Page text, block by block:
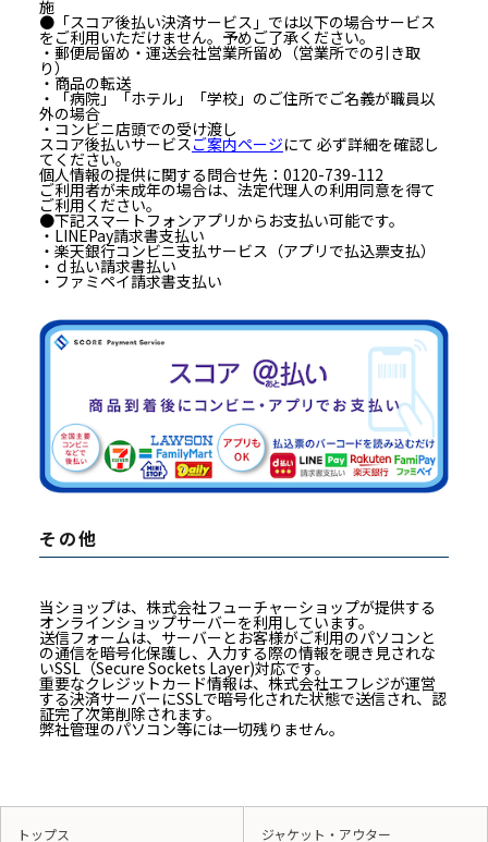
施
●「スコア後払い決済サービス」では以下の場合サービス
をご利用いただけません。予めご了承ください。
・郵便局留め・運送会社営業所留め（営業所での引き取
り）
・商品の転送
・「病院」「ホテル」「学校」のご住所でご名義が職員以
外の場合
・コンビニ店頭での受け渡し
スコア後払いサービスご案内ページにて 必ず詳細を確認し
てください。
個人情報の提供に関する問合せ先：0120-739-112
ご利用者が未成年の場合は、法定代理人の利用同意を得て
ご利用ください。
●下記スマートフォンアプリからお支払い可能です。
・LINEPay請求書支払い
・楽天銀行コンビニ支払サービス（アプリで払込票支払）
・ｄ払い請求書払い
・ファミペイ請求書支払い
その他
当ショップは、株式会社フューチャーショップが提供する
オンラインショップサーバーを利用しています。
送信フォームは、サーバーとお客様がご利用のパソコンと
の通信を暗号化保護し、入力する際の情報を覗き見されな
いSSL（Secure Sockets Layer)対応です。
重要なクレジットカード情報は、株式会社エフレジが運営
する決済サーバーにSSLで暗号化された状態で送信され、認
証完了次第削除されます。
弊社管理のパソコン等には一切残りません。
トップス ジャケット・アウター